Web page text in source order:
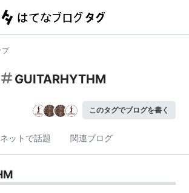
プ
GUITARHYTHM
このタグでブログを書く
ネットで話題 関連ブログ